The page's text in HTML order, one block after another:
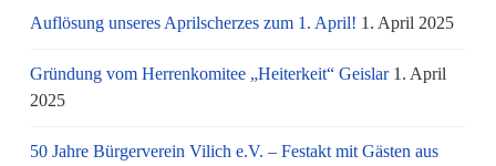
Auflösung unseres Aprilscherzes zum 1. April! 1. April 2025
Gründung vom Herrenkomitee „Heiterkeit“ Geislar 1. April
2025
50 Jahre Bürgerverein Vilich e.V. – Festakt mit Gästen aus